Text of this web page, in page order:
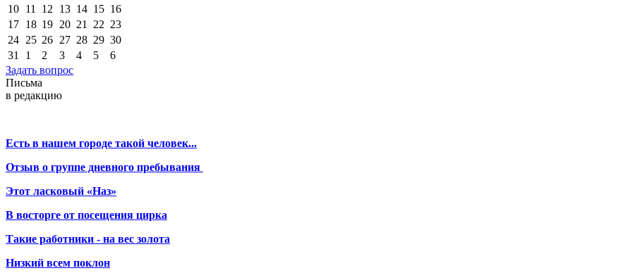
10 11 12 13 14 15 16
17 18 19 20 21 22 23
24 25 26 27 28 29 30
31
1 2 3 4 5
6
Задать вопрос
Письма
в редакцию
Есть в нашем городе такой человек...
Отзыв о группе дневного пребывания
Этот ласковый «Наз»
В восторге от посещения цирка
Такие работники - на вес золота
Низкий всем поклон